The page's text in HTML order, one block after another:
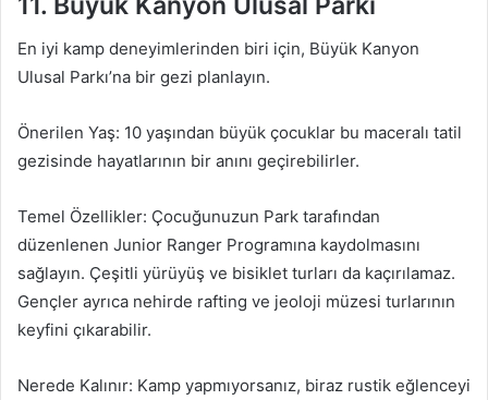
En iyi kamp deneyimlerinden biri için, Büyük Kanyon
Ulusal Parkı’na bir gezi planlayın.
Önerilen Yaş: 10 yaşından büyük çocuklar bu maceralı tatil
gezisinde hayatlarının bir anını geçirebilirler.
Temel Özellikler: Çocuğunuzun Park tarafından
düzenlenen Junior Ranger Programına kaydolmasını
sağlayın. Çeşitli yürüyüş ve bisiklet turları da kaçırılamaz.
Gençler ayrıca nehirde rafting ve jeoloji müzesi turlarının
keyfini çıkarabilir.
Nerede Kalınır: Kamp yapmıyorsanız, biraz rustik eğlenceyi